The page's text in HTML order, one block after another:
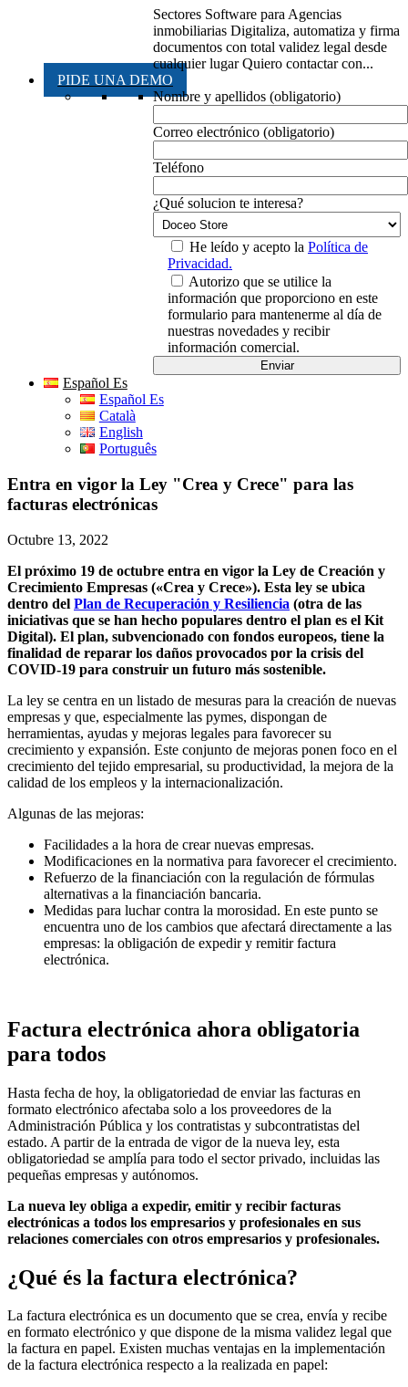
Sectores Software para Agencias
inmobiliarias Digitaliza, automatiza y firma
documentos con total validez legal desde
cualquier lugar Quiero contactar con...
PIDE UNA DEMO
Nombre y apellidos (obligatorio)
Correo electrónico (obligatorio)
Teléfono
¿Qué solucion te interesa?
He leído y acepto la Política de
Privacidad.
Autorizo que se utilice la
información que proporciono en este
formulario para mantenerme al día de
nuestras novedades y recibir
información comercial.
Español Es
Español Es
Català
English
Português
Entra en vigor la Ley "Crea y Crece" para las
facturas electrónicas
Octubre 13, 2022
El próximo 19 de octubre entra en vigor la Ley de Creación y
Crecimiento Empresas («Crea y Crece»). Esta ley se ubica
dentro del Plan de Recuperación y Resiliencia (otra de las
iniciativas que se han hecho populares dentro el plan es el Kit
Digital). El plan, subvencionado con fondos europeos, tiene la
finalidad de reparar los daños provocados por la crisis del
COVID-19 para construir un futuro más sostenible.
La ley se centra en un listado de mesuras para la creación de nuevas
empresas y que, especialmente las pymes, dispongan de
herramientas, ayudas y mejoras legales para favorecer su
crecimiento y expansión. Este conjunto de mejoras ponen foco en el
crecimiento del tejido empresarial, su productividad, la mejora de la
calidad de los empleos y la internacionalización.
Algunas de las mejoras:
Facilidades a la hora de crear nuevas empresas.
Modificaciones en la normativa para favorecer el crecimiento.
Refuerzo de la financiación con la regulación de fórmulas
alternativas a la financiación bancaria.
Medidas para luchar contra la morosidad. En este punto se
encuentra uno de los cambios que afectará directamente a las
empresas: la obligación de expedir y remitir factura
electrónica.
Factura electrónica ahora obligatoria
para todos
Hasta fecha de hoy, la obligatoriedad de enviar las facturas en
formato electrónico afectaba solo a los proveedores de la
Administración Pública y los contratistas y subcontratistas del
estado. A partir de la entrada de vigor de la nueva ley, esta
obligatoriedad se amplía para todo el sector privado, incluidas las
pequeñas empresas y autónomos.
La nueva ley obliga a expedir, emitir y recibir facturas
electrónicas a todos los empresarios y profesionales en sus
relaciones comerciales con otros empresarios y profesionales.
¿Qué és la factura electrónica?
La factura electrónica es un documento que se crea, envía y recibe
en formato electrónico y que dispone de la misma validez legal que
la factura en papel. Existen muchas ventajas en la implementación
de la factura electrónica respecto a la realizada en papel: